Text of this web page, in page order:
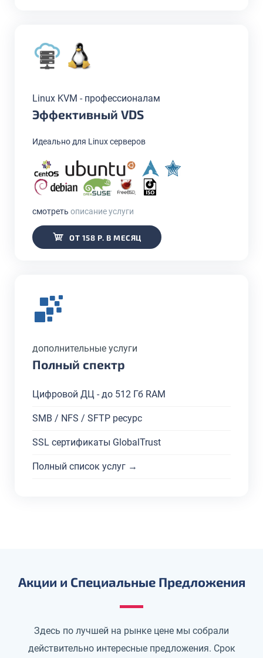
Linux KVM - профессионалам
Эффективный VDS
Идеально для Linux серверов
смотреть описание услуги
ОТ 158 Р. В МЕСЯЦ
дополнительные услуги
Полный спектр
Цифровой ДЦ - до 512 Гб RAM
SMB / NFS / SFTP ресурс
SSL сертификаты GlobalTrust
Полный список услуг →
Акции и Специальные Предложения
Здесь по лучшей на рынке цене мы собрали
действительно интересные предложения. Срок